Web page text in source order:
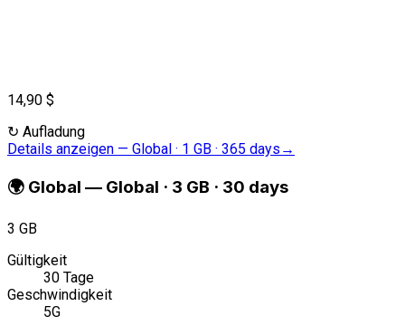
14,90 $
↻ Aufladung
Details anzeigen — Global · 1 GB · 365 days →
🌍 Global — Global · 3 GB · 30 days
3 GB
Gültigkeit
30 Tage
Geschwindigkeit
5G